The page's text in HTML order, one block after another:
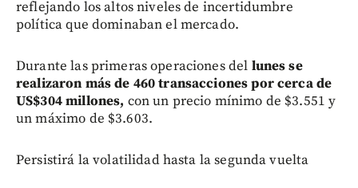
reflejando los altos niveles de incertidumbre
política que dominaban el mercado.
Durante las primeras operaciones del lunes se
realizaron más de 460 transacciones por cerca de
US$304 millones, con un precio mínimo de $3.551 y
un máximo de $3.603.
Persistirá la volatilidad hasta la segunda vuelta